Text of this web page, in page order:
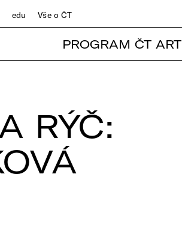
edu Vše o ČT
PROGRAM ČT ART
RÝČ: